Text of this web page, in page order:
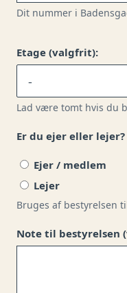
Dit nummer i
Etage (valgfrit):
Lad være tomt hvis du
Er du ejer eller lejer?
Ejer / medlem
Lejer
Bruges af bestyrelsen
Note til bestyrelsen